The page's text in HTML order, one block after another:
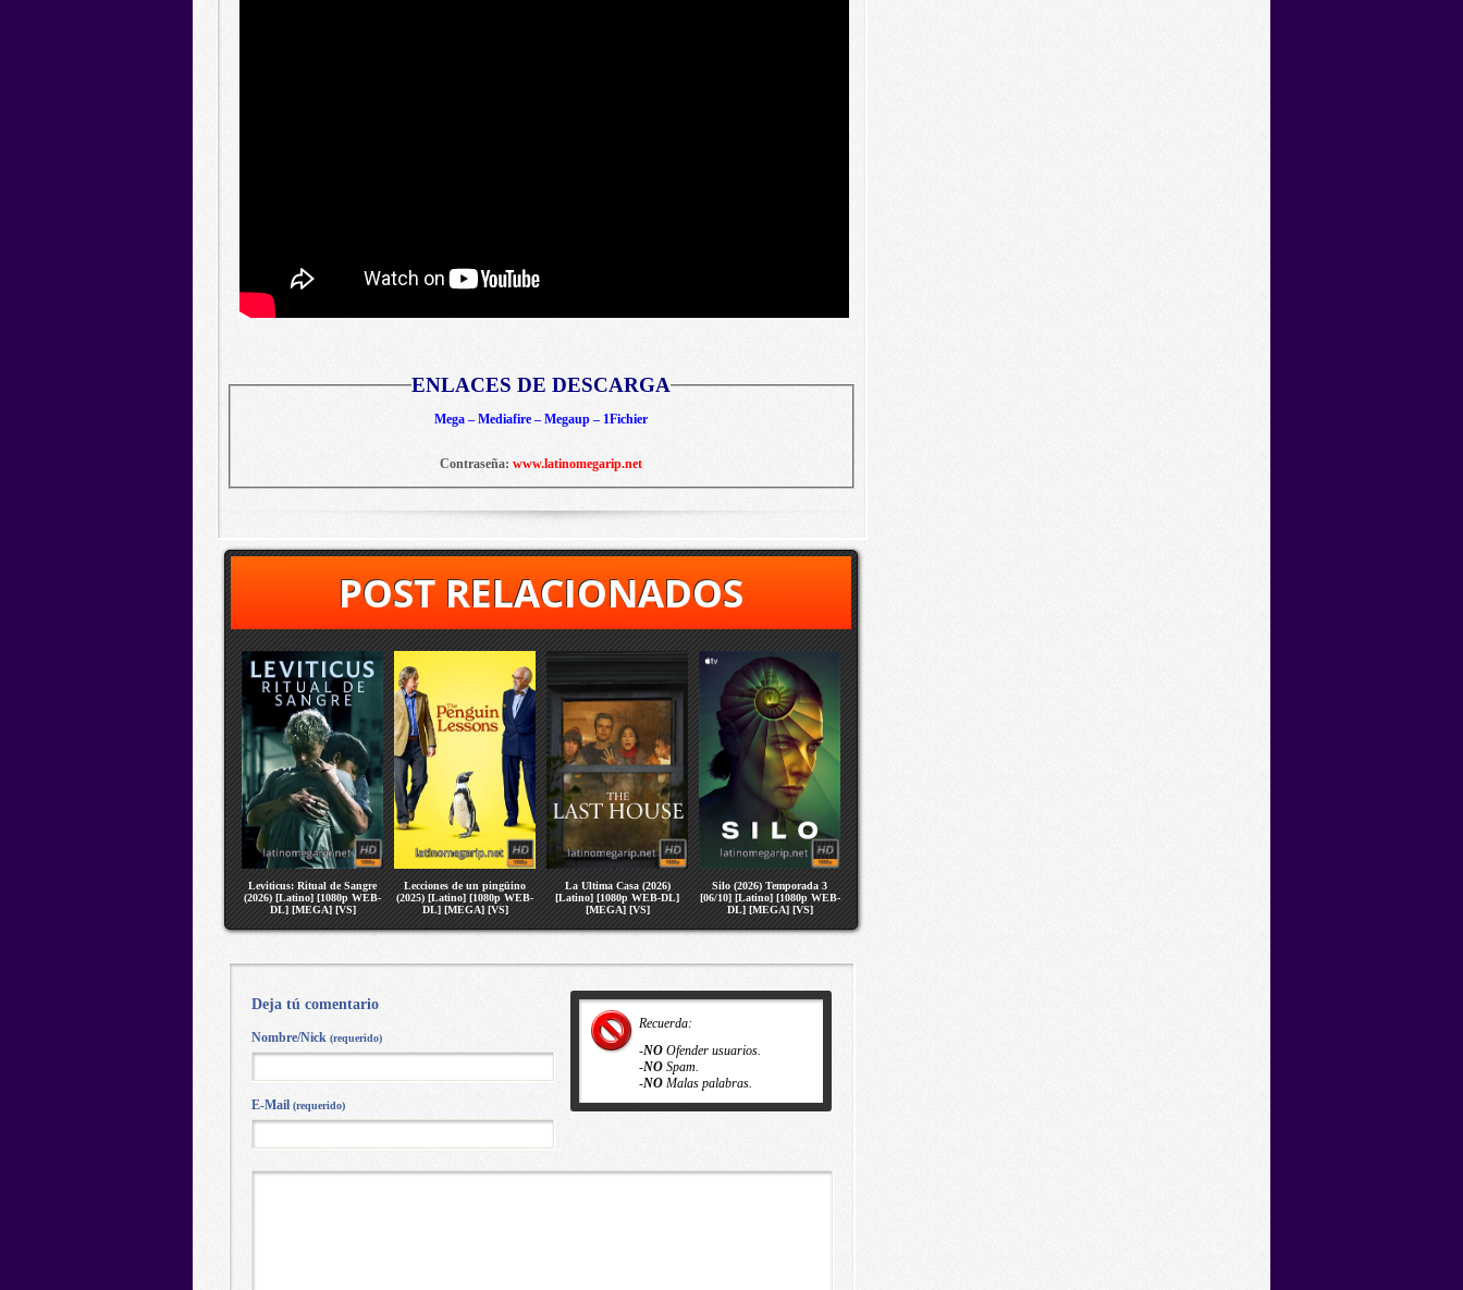
ENLACES DE DESCARGA
Mega – Mediafire – Megaup – 1Fichier
Contraseña: www.latinomegarip.net
POST RELACIONADOS
Leviticus: Ritual de Sangre
(2026) [Latino] [1080p WEB-
DL] [MEGA] [VS]
Lecciones de un pingüino
(2025) [Latino] [1080p WEB-
DL] [MEGA] [VS]
La Ultima Casa (2026)
[Latino] [1080p WEB-DL]
[MEGA] [VS]
Silo (2026) Temporada 3
[06/10] [Latino] [1080p WEB-
DL] [MEGA] [VS]
Recuerda:
-NO Ofender usuarios.
-NO Spam.
-NO Malas palabras.
Deja tú comentario
Nombre/Nick (requerido)
E-Mail (requerido)